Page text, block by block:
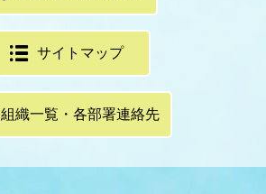
サイトマップ
組織一覧・各部署連絡先